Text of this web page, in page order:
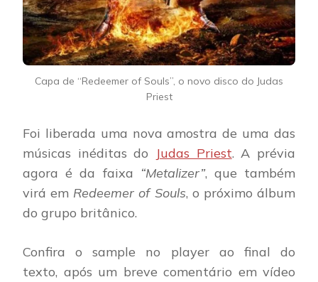
Capa de “Redeemer of Souls”, o novo disco do Judas
Priest
Foi liberada uma nova amostra de uma das
músicas inéditas do
Judas Priest. A prévia
agora é da faixa “Metalizer”, que também
virá em Redeemer of Souls, o próximo álbum
do grupo britânico.
Confira o sample no player ao final do
texto, após um breve comentário em vídeo